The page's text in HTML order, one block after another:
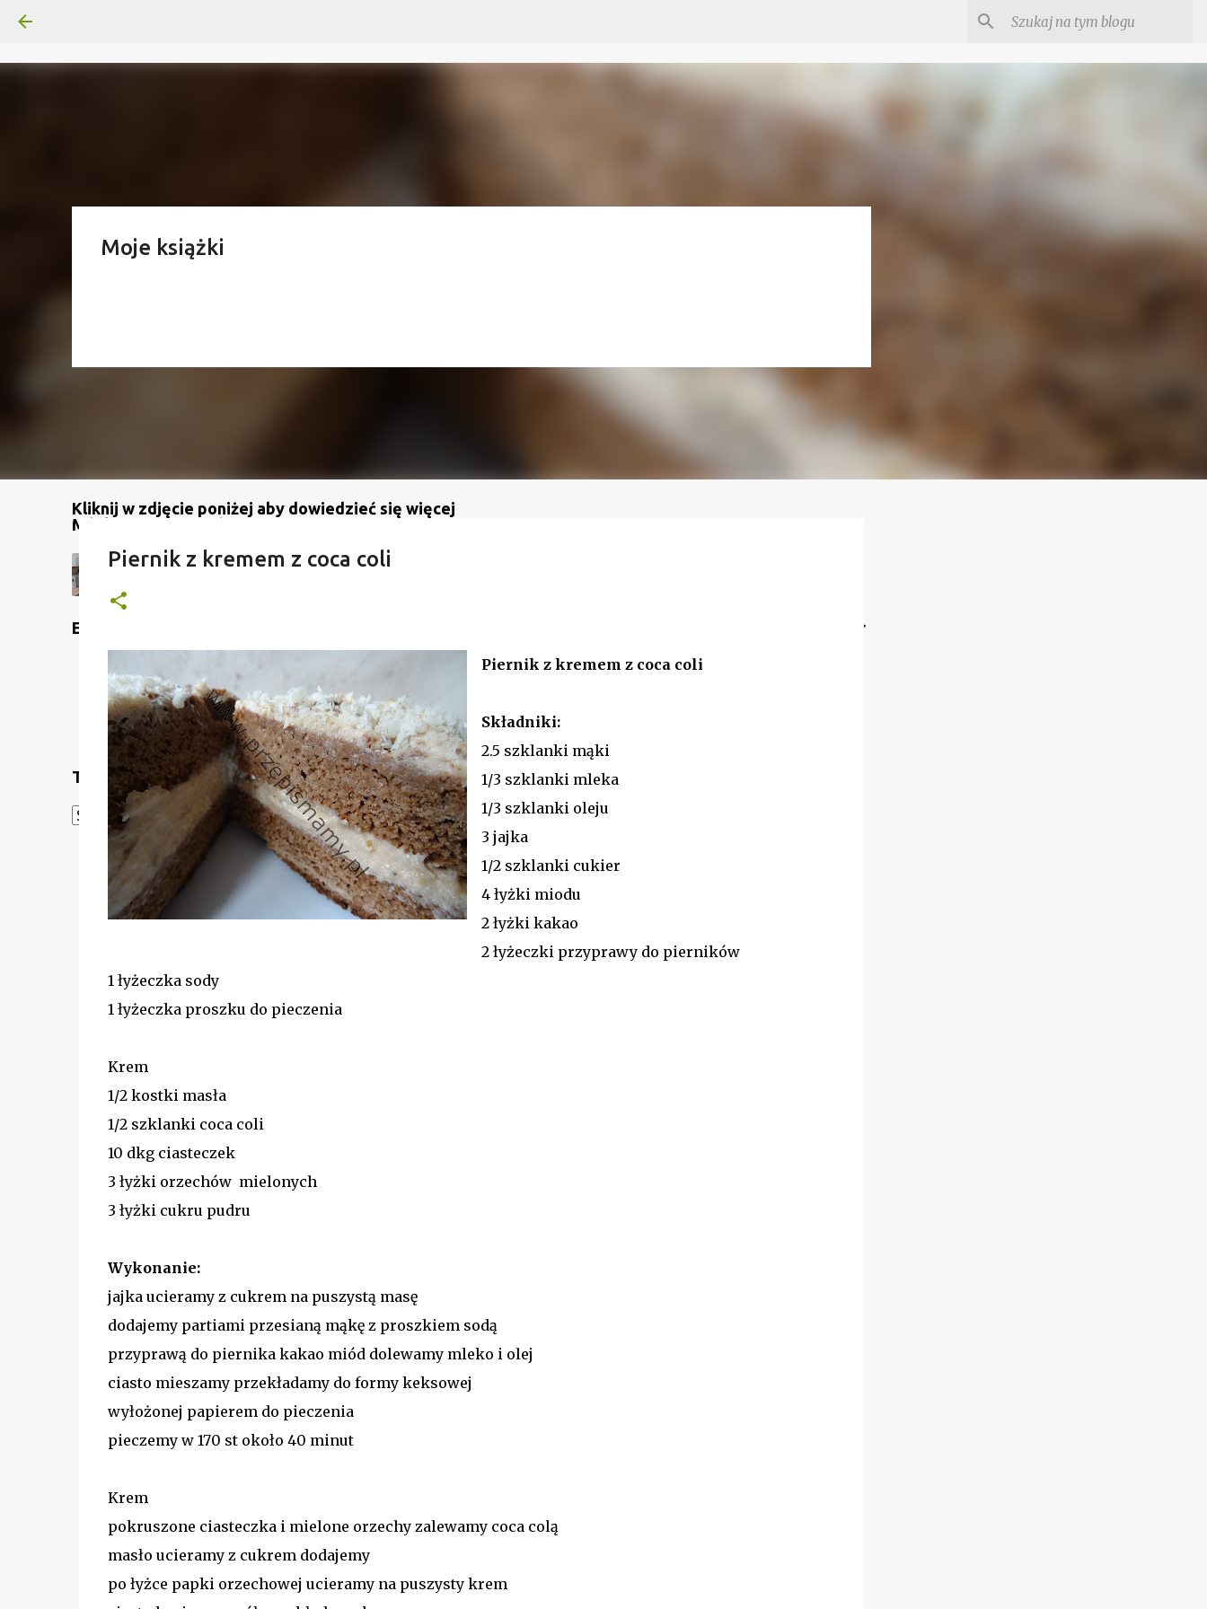
Kliknij w zdjęcie poniżej aby dowiedzieć się więcej
Moje książki
Mój kanał na YouTube
Etykiety
Translate
Powered by Translate
Piernik z kremem z coca coli
Piernik z kremem z coca coli
Składniki:
2.5 szklanki mąki
1/3 szklanki mleka
1/3 szklanki oleju
3 jajka
1/2 szklanki cukier
4 łyżki miodu
2 łyżki kakao
2 łyżeczki przyprawy do pierników
1 łyżeczka sody
1 łyżeczka proszku do pieczenia
Krem
1/2 kostki masła
1/2 szklanki coca coli
10 dkg ciasteczek
3 łyżki orzechów mielonych
3 łyżki cukru pudru
Wykonanie:
jajka ucieramy z cukrem na puszystą masę
dodajemy partiami przesianą mąkę z proszkiem sodą
przyprawą do piernika kakao miód dolewamy mleko i olej
ciasto mieszamy przekładamy do formy keksowej
wyłożonej papierem do pieczenia
pieczemy w 170 st około 40 minut
Krem
pokruszone ciasteczka i mielone orzechy zalewamy coca colą
masło ucieramy z cukrem dodajemy
po łyżce papki orzechowej ucieramy na puszysty krem